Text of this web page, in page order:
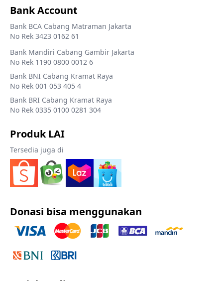
Bank Account
Bank BCA Cabang Matraman Jakarta
No Rek 3423 0162 61
Bank Mandiri Cabang Gambir Jakarta
No Rek 1190 0800 0012 6
Bank BNI Cabang Kramat Raya
No Rek 001 053 405 4
Bank BRI Cabang Kramat Raya
No Rek 0335 0100 0281 304
Produk LAI
Tersedia juga di
Donasi bisa menggunakan